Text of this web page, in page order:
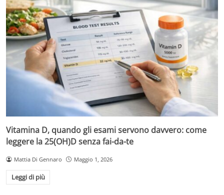
Vitamina D, quando gli esami servono davvero: come
leggere la 25(OH)D senza fai-da-te
Mattia Di Gennaro Maggio 1, 2026
Leggi di più